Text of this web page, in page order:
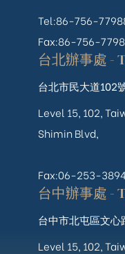
Tel:86-756-
Fax:86-756-
台北辦事處 -
台北市民大道102
Level 15, 102,
Shimin Blvd,
Fax:06-253-
台中辦事處 -
台中市北屯區文
Level 15, 102,